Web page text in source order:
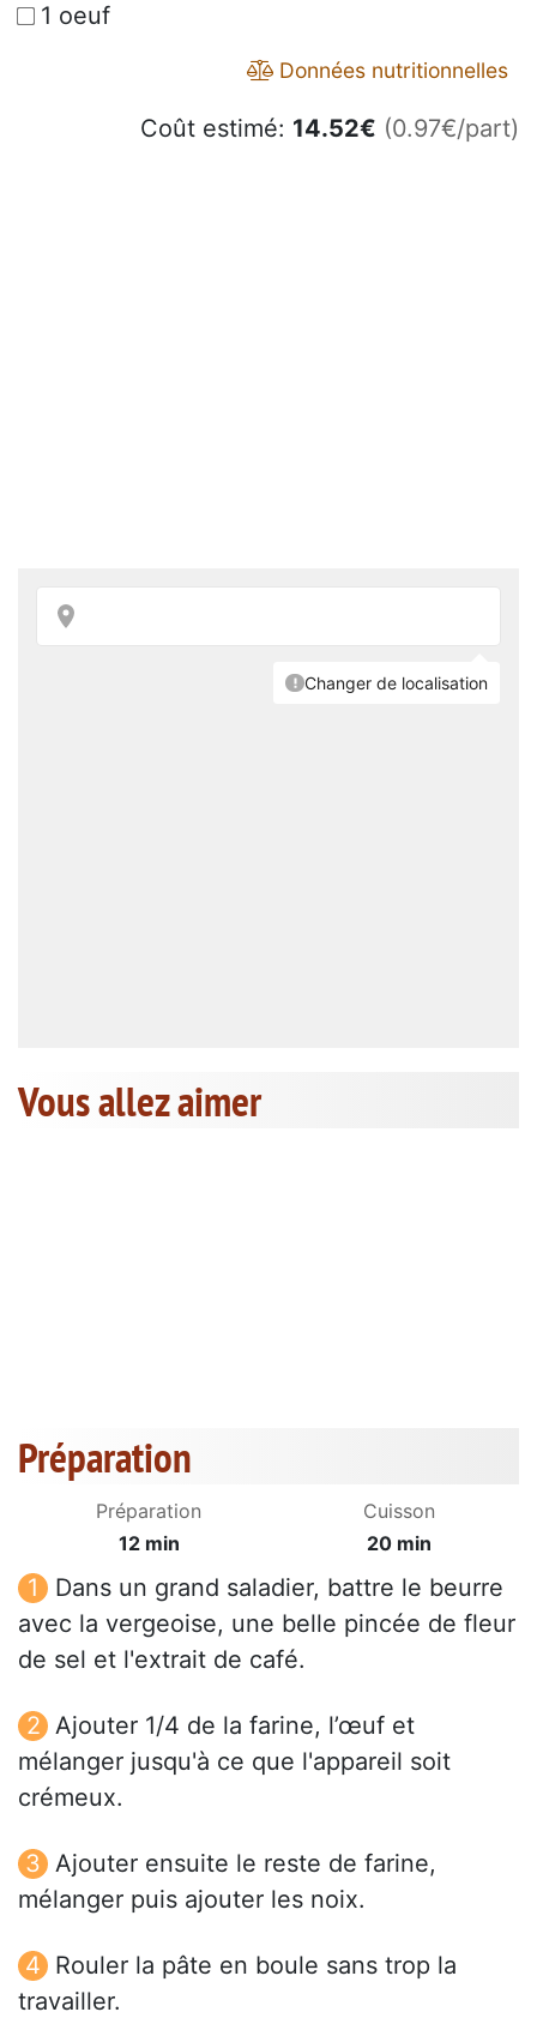
1 oeuf
Données nutritionnelles
Coût estimé: 14.52€ (0.97€/part)
Vous allez aimer
Préparation
Préparation
12 min
Cuisson
20 min
Dans un grand saladier, battre le beurre
avec la vergeoise, une belle pincée de fleur
de sel et l'extrait de café.
Ajouter 1/4 de la farine, l’œuf et
mélanger jusqu'à ce que l'appareil soit
crémeux.
Ajouter ensuite le reste de farine,
mélanger puis ajouter les noix.
Rouler la pâte en boule sans trop la
travailler.